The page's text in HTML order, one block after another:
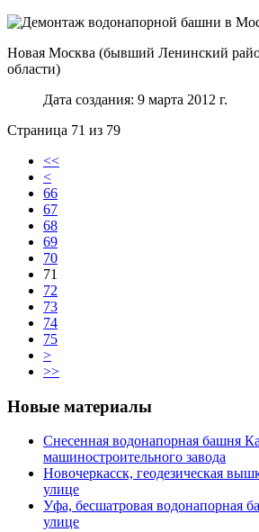
Новая Москва (бывший Ленинский
области)
Дата создания: 9 марта 2012 г.
Страница 71 из 79
<<
<
66
67
68
69
70
71
72
73
74
75
>
>>
Новые материалы
Снесенная водонапорная башня
машиностроительного завода
Новочеркасск, геодезическая
улице
Уфа, бесшатровая водонапорная
улице